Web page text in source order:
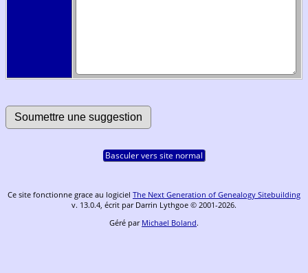
Basculer vers site normal
Ce site fonctionne grace au logiciel The Next Generation of Genealogy Sitebuilding
v. 13.0.4, écrit par Darrin Lythgoe © 2001-2026.
Géré par Michael Boland.